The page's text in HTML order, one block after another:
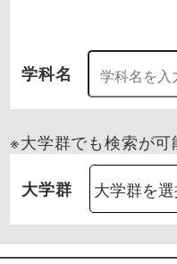
学科名
※大学群でも検索が可
大学群